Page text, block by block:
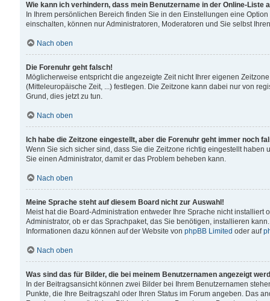
Wie kann ich verhindern, dass mein Benutzername in der Online-Liste
In Ihrem persönlichen Bereich finden Sie in den Einstellungen eine
einschalten, können nur Administratoren, Moderatoren und Sie selbst
Nach oben
Die Forenuhr geht falsch!
Möglicherweise entspricht die angezeigte Zeit nicht Ihrer eigenen
(Mitteleuropäische Zeit, ...) festlegen. Die Zeitzone kann dabei nur von
Grund, dies jetzt zu tun.
Nach oben
Ich habe die Zeitzone eingestellt, aber die Forenuhr geht immer noch
Wenn Sie sich sicher sind, dass Sie die Zeitzone richtig eingestellt
Sie einen Administrator, damit er das Problem beheben kann.
Nach oben
Meine Sprache steht auf diesem Board nicht zur Auswahl!
Meist hat die Board-Administration entweder Ihre Sprache nicht
Administrator, ob er das Sprachpaket, das Sie benötigen, installieren
Informationen dazu können auf der Website von phpBB Limited oder auf
Nach oben
Was sind das für Bilder, die bei meinem Benutzernamen angezeigt
In der Beitragsansicht können zwei Bilder bei Ihrem Benutzernamen
Punkte, die Ihre Beitragszahl oder Ihren Status im Forum angeben. Das